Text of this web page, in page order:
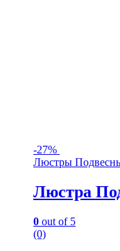
-27%
Люстры
Люстра
0 out of 5
(0)